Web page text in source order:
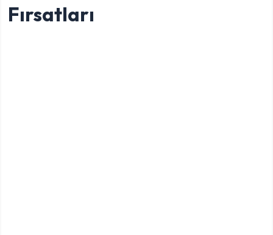
Fırsatları